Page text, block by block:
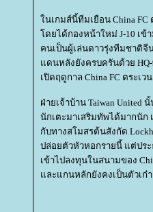
นเกมส์นี้ทีมเยือน China FC
ดยได้กองหน้าใหม่ J-10 เข้
คนเป็นผู้เล่นดาวรุ่งทีมชาติจี
ดนหลังยังครบครันด้วย HQ-
เปิดฤดูกาล China FC ตระ
ฝ่ายเจ้าบ้าน Taiwan
นักเตะมาเสริมทัพได้มากนัก
กับทางสโมสรต้นสังกัด
ปล่อยตัวหัวหอกรายนี้ แต่ประ
เข้าไปลงทุนในสนามของ
ละแกนหลักยังคงเป็นตัวเก๋